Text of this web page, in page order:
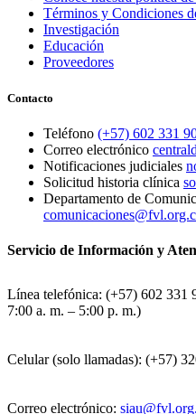
Términos y Condiciones
Investigación
Educación
Proveedores
Contacto
Teléfono (+57) 602 331
Correo electrónico
Notificaciones judiciales
Solicitud historia clínica
Departamento de
Servicio de Información y
Línea telefónica: (+57) 602 331
7:00 a. m. – 5:00 p. m.)
Celular (solo llamadas): (+57)
Correo electrónico: